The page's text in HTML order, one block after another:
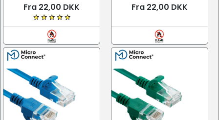
Fra 22,00 DKK Fra 22,00 DKK